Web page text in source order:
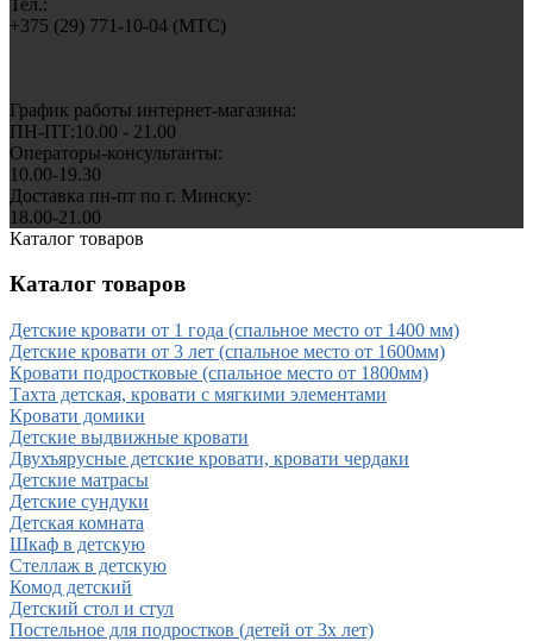
+375 (29) 771-10-04 (MTC)
График работы интернет-магазина:
ПН-ПТ:10.00 - 21.00
Операторы-консультанты:
10.00-19.30
Доставка пн-пт по г. Минску:
18.00-21.00
Каталог товаров
Каталог товаров
Детские кровати от 1 года (спальное место от 1400 мм)
Детские кровати от 3 лет (спальное место от 1600мм)
Кровати подростковые (спальное место от 1800мм)
Тахта детская, кровати с мягкими элементами
Кровати домики
Детские выдвижные кровати
Двухъярусные детские кровати, кровати чердаки
Детские матрасы
Детские сундуки
Детская комната
Шкаф в детскую
Стеллаж в детскую
Комод детский
Детский стол и стул
Постельное для подростков (детей от 3х лет)